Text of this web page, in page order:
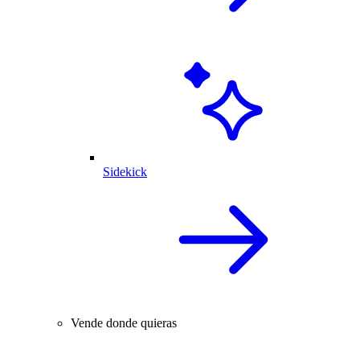
Sidekick
Vende donde quieras